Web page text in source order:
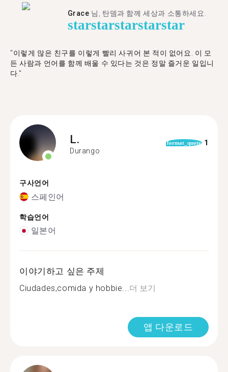
Grace 님, 탄뎀과 함께 세상과 소통하세요.
starstarstarstarstar
"이렇게 많은 친구를 이렇게 빨리 사귀어 본 적이 없어요. 이 모
든 사람과 언어를 함께 배울 수 있다는 것은 정말 즐거운 일입니
다."
L.
Durango
format_quote 1
구사언어
스페인어
학습언어
일본어
이야기하고 싶은 주제
Ciudades,comida y hobbie...더 보기
앱 다운로드